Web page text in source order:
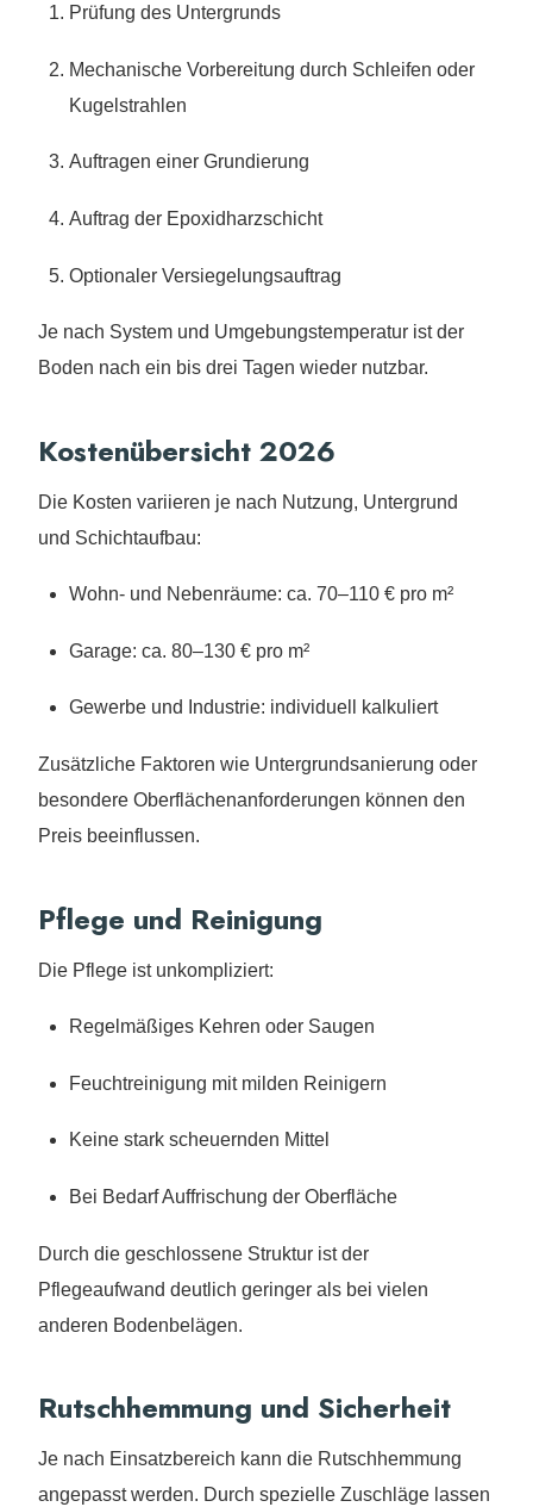
Prüfung des Untergrunds
Mechanische Vorbereitung durch Schleifen oder
Kugelstrahlen
Auftragen einer Grundierung
Auftrag der Epoxidharzschicht
Optionaler Versiegelungsauftrag
Je nach System und Umgebungstemperatur ist der
Boden nach ein bis drei Tagen wieder nutzbar.
Kostenübersicht 2026
Die Kosten variieren je nach Nutzung, Untergrund
und Schichtaufbau:
Wohn- und Nebenräume: ca. 70–110 € pro m²
Garage: ca. 80–130 € pro m²
Gewerbe und Industrie: individuell kalkuliert
Zusätzliche Faktoren wie Untergrundsanierung oder
besondere Oberflächenanforderungen können den
Preis beeinflussen.
Pflege und Reinigung
Die Pflege ist unkompliziert:
Regelmäßiges Kehren oder Saugen
Feuchtreinigung mit milden Reinigern
Keine stark scheuernden Mittel
Bei Bedarf Auffrischung der Oberfläche
Durch die geschlossene Struktur ist der
Pflegeaufwand deutlich geringer als bei vielen
anderen Bodenbelägen.
Rutschhemmung und Sicherheit
Je nach Einsatzbereich kann die Rutschhemmung
angepasst werden. Durch spezielle Zuschläge lassen